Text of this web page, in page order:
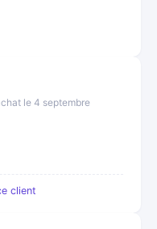
le 4 septembre
client